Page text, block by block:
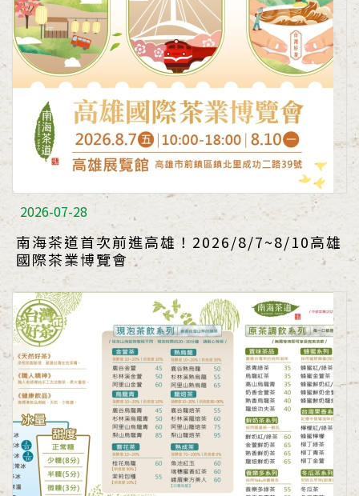
2026-07-28
南海茶道首次前進高雄！2026/8/7~8/10高雄
國際茶業博覽會